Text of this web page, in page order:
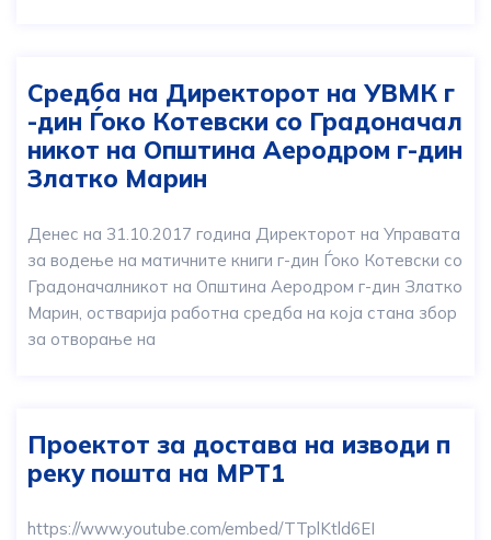
Средба на Директорот на УВМК г
-дин Ѓоко Котевски со Градоначал
никот на Општина Аеродром г-дин
Златко Марин
Денес на 31.10.2017 година Директорот на Управата
за водење на матичните книги г-дин Ѓоко Котевски со
Градоначалникот на Општина Аеродром г-дин Златко
Марин, остварија работна средба на која стана збор
за отворање на
Проектот за достава на изводи п
реку пошта на МРТ1
https://www.youtube.com/embed/TTplKtld6EI